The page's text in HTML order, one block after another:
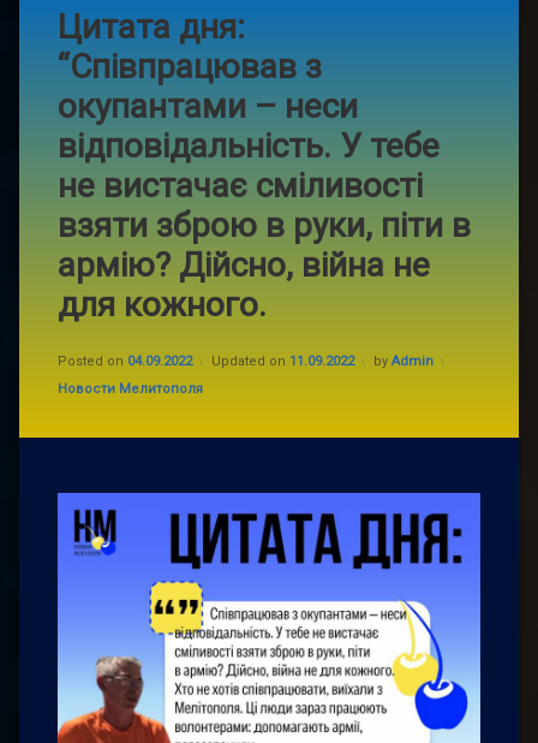
Цитата дня:
“Співпрацював з
окупантами – неси
відповідальність. У тебе
не вистачає сміливості
взяти зброю в руки, піти в
армію? Дійсно, війна не
для кожного.
Posted on 04.09.2022 Updated on 11.09.2022 by Admin
Categories:
Новости Мелитополя